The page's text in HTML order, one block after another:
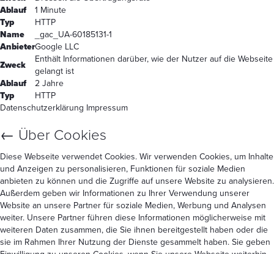
Ablauf
1 Minute
Typ
HTTP
Name
_gac_UA-60185131-1
AnbieterGoogle LLC
Zweck
Enthält Informationen darüber, wie der Nutzer auf die Webseite
gelangt ist
Ablauf
2 Jahre
Typ
HTTP
Datenschutzerklärung Impressum
← Über Cookies
Diese Webseite verwendet Cookies. Wir verwenden Cookies, um Inhalte
und Anzeigen zu personalisieren, Funktionen für soziale Medien
anbieten zu können und die Zugriffe auf unsere Website zu analysieren.
Außerdem geben wir Informationen zu Ihrer Verwendung unserer
Website an unsere Partner für soziale Medien, Werbung und Analysen
weiter. Unsere Partner führen diese Informationen möglicherweise mit
weiteren Daten zusammen, die Sie ihnen bereitgestellt haben oder die
sie im Rahmen Ihrer Nutzung der Dienste gesammelt haben. Sie geben